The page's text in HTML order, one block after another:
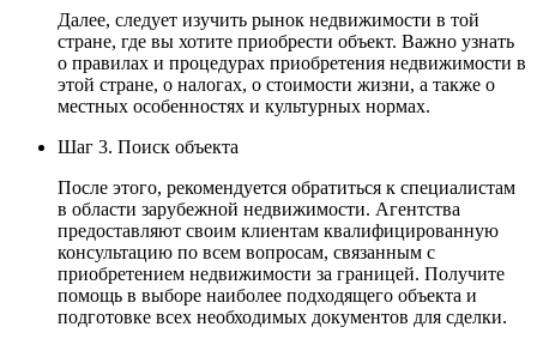
Далее, следует изучить рынок недвижимости в той
стране, где вы хотите приобрести объект. Важно узнать
о правилах и процедурах приобретения недвижимости в
этой стране, о налогах, о стоимости жизни, а также о
местных особенностях и культурных нормах.
Шаг 3. Поиск объекта
После этого, рекомендуется обратиться к специалистам
в области зарубежной недвижимости. Агентства
предоставляют своим клиентам квалифицированную
консультацию по всем вопросам, связанным с
приобретением недвижимости за границей. Получите
помощь в выборе наиболее подходящего объекта и
подготовке всех необходимых документов для сделки.